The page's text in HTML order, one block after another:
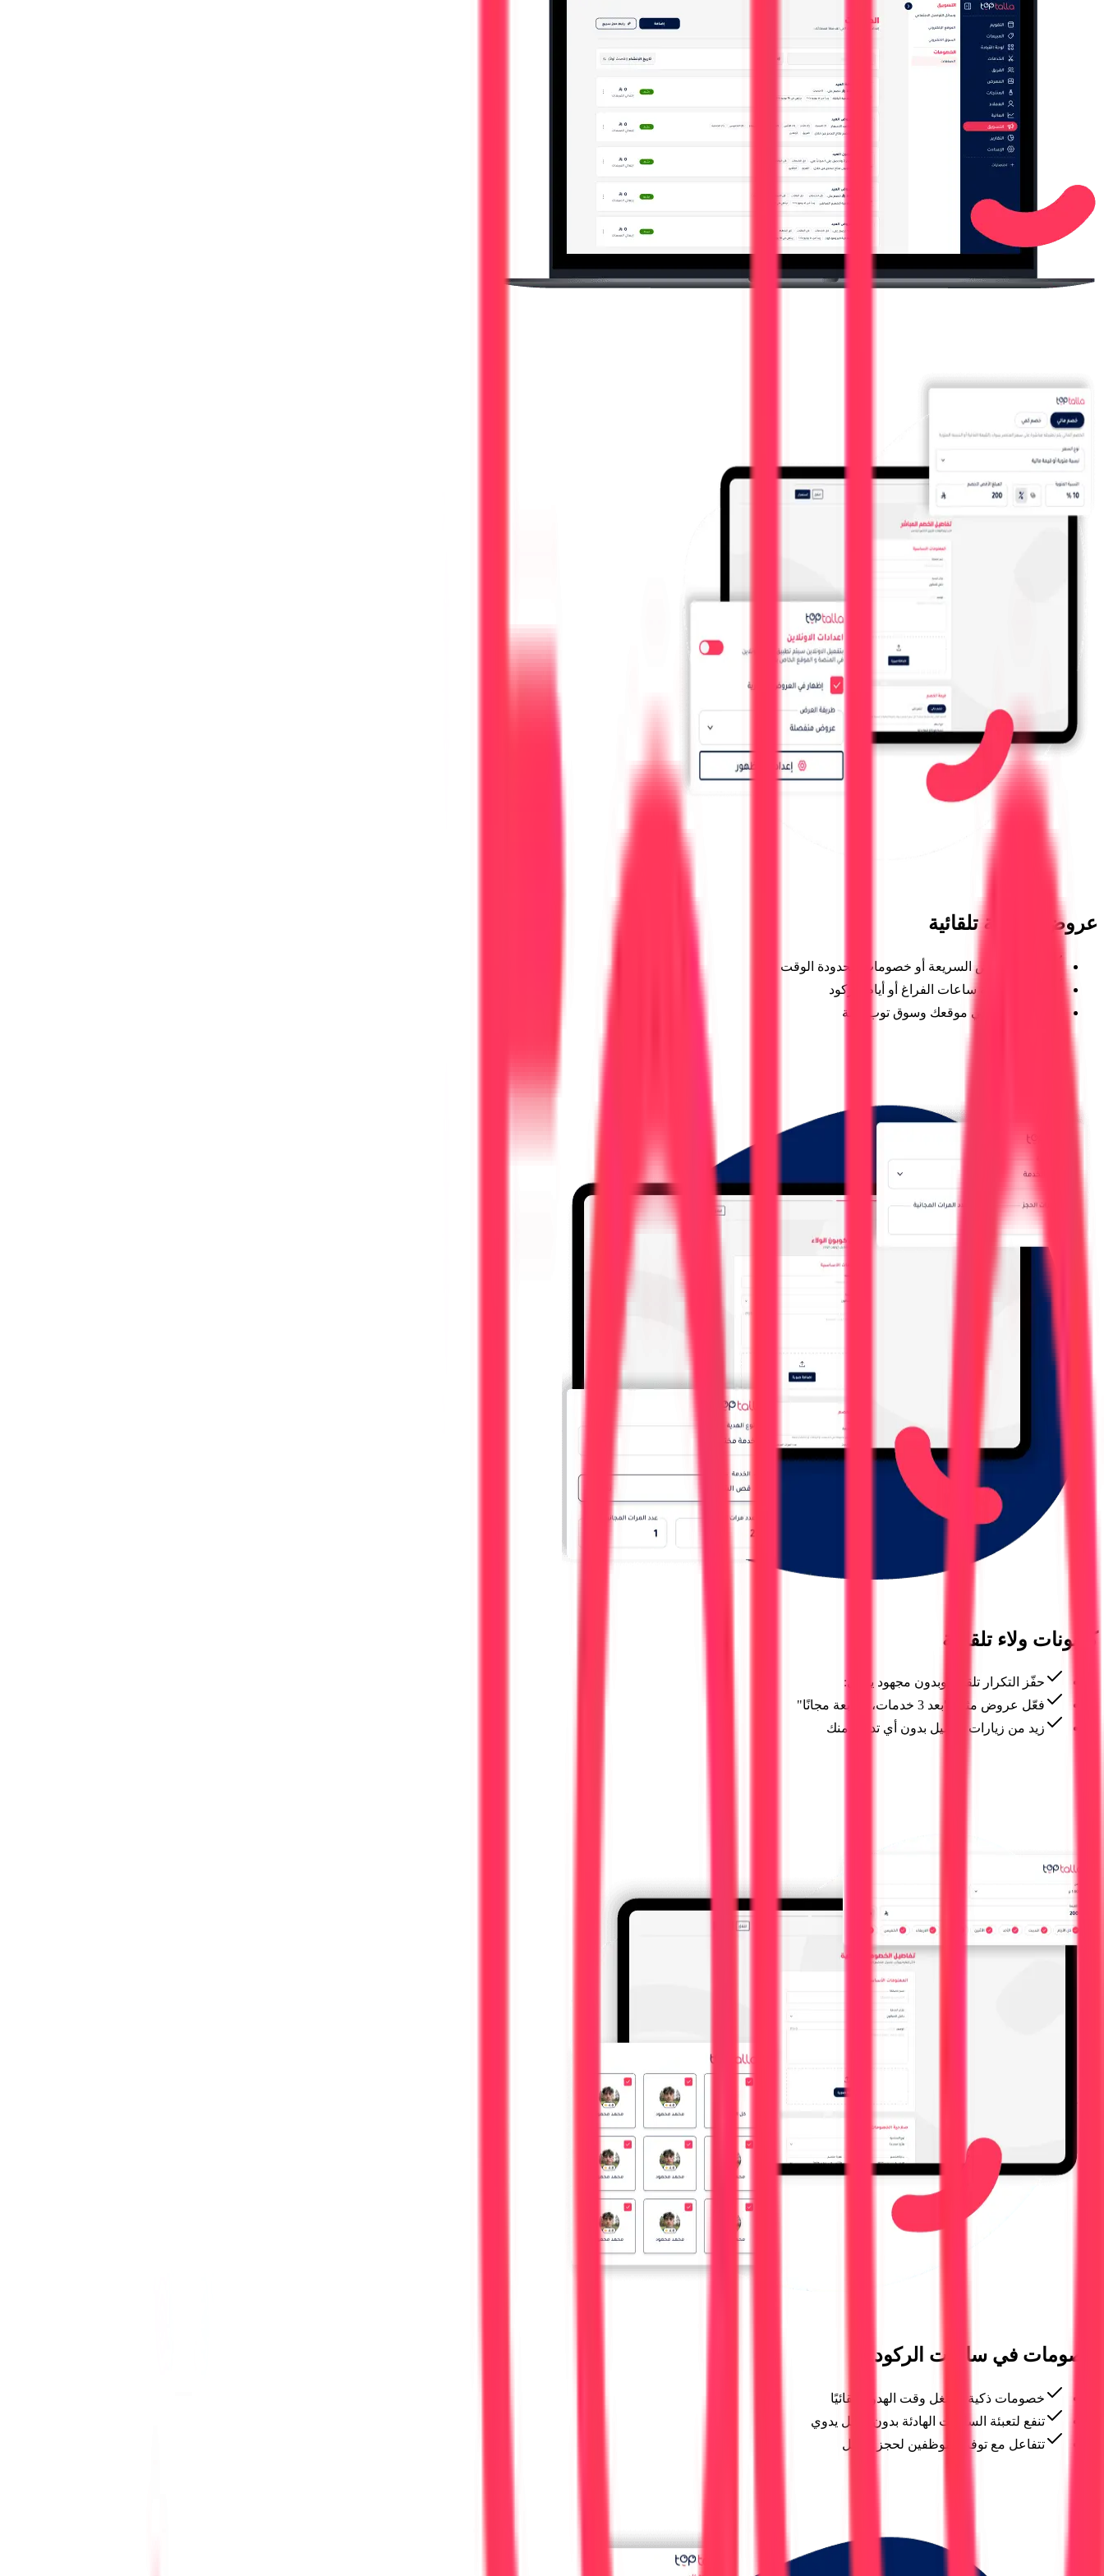
عروض سريعة تلقائية
فعّل العروض السريعة أو خصومات محدودة الوقت
مثالية لتعبئة ساعات الفراغ أو أيام الركود
تظهر فورًا في موقعك وسوق توب طلة
كوبونات ولاء تلقائية
حفّز التكرار تلقائيًا وبدون مجهود يدوي:
فعّل عروض مثل: "بعد 3 خدمات، الرابعة مجانًا"
زيد من زيارات العميل بدون أي تدخل منك
خصومات في ساعات الركود
خصومات ذكية تشتغل وقت الهدوء تلقائيًا
تنفع لتعبئة الساعات الهادئة بدون تدخل يدوي
تتفاعل مع توفر الموظفين لحجز أفضل